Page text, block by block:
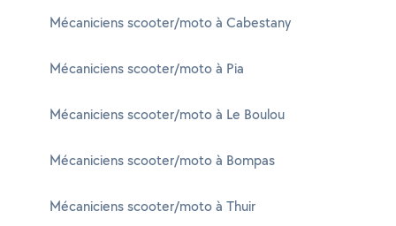
Mécaniciens scooter/moto à Cabestany
Mécaniciens scooter/moto à Pia
Mécaniciens scooter/moto à Le Boulou
Mécaniciens scooter/moto à Bompas
Mécaniciens scooter/moto à Thuir